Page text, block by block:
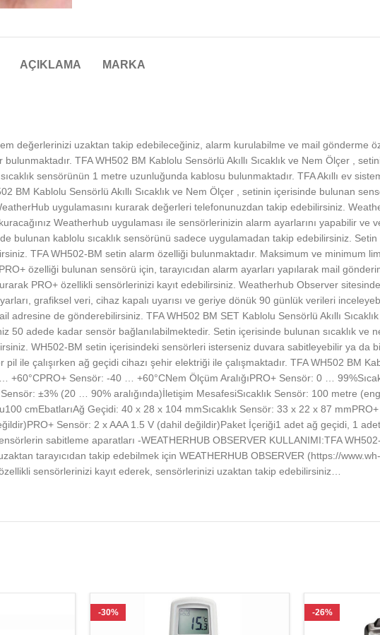
AÇIKLAMA MARKA
değerlerinizi uzaktan takip edebileceğiniz, alarm kurulabilme ve mail gönderme
TFA WH502 BM Kablolu Sensörlü Akıllı Sıcaklık ve Nem Ölçer ,
sensörünün 1 metre uzunluğunda kablosu bulunmaktadır. TFA Akıllı ev
BM Kablolu Sensörlü Akıllı Sıcaklık ve Nem Ölçer , setinin içerisinde bulunan
uygulamasını kurarak değerleri telefonunuzdan takip edebilirsiniz.
Weatherhub uygulaması ile sensörlerinizin alarm ayarlarını yapabilir ve
bulunan kablolu sıcaklık sensörünü sadece uygulamadan takip edebilirsiniz. Setin
TFA WH502-BM setin alarm özelliği bulunmaktadır. Maksimum ve minimum
özelliği bulunan sensörü için, tarayıcıdan alarm ayarları yapılarak mail
PRO+ özellikli sensörlerinizi kayıt edebilirsiniz. Weatherhub Observer
grafiksel veri, cihaz kapalı uyarısı ve geriye dönük 90 günlük verileri
adresine de gönderebilirsiniz. TFA WH502 BM SET Kablolu Sensörlü Akıllı
50 adede kadar sensör bağlanılabilmektedir. Setin içerisinde bulunan sıcaklık ve
WH502-BM setin içerisindeki sensörleri isterseniz duvara sabitleyebilir ya da
ile çalışırken ağ geçidi cihazı şehir elektriği ile çalışmaktadır. TFA WH502 BM
+60°CPRO+ Sensör: -40 … +60°CNem Ölçüm AralığıPRO+ Sensör: 0 …
±3% (20 … 90% aralığında)İletişim MesafesiSıcaklık Sensör: 100 metre
cmEbatlarıAğ Geçidi: 40 x 28 x 104 mmSıcaklık Sensör: 33 x 22 x 87
Sensör: 2 x AAA 1.5 V (dahil değildir)Paket İçeriği1 adet ağ geçidi, 1
sabitleme aparatları -WEATHERHUB OBSERVER KULLANIMI:TFA WH502-
tarayıcıdan takip edebilmek için WEATHERHUB OBSERVER (https://
sensörlerinizi kayıt ederek, sensörlerinizi uzaktan takip edebilirsiniz…
-30% -26%